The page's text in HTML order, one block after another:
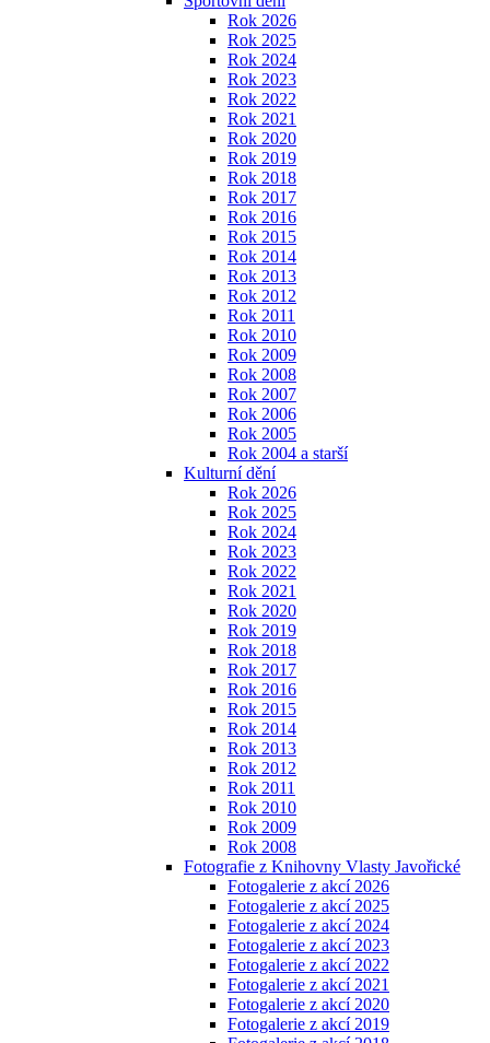
Rok 2026
Rok 2025
Rok 2024
Rok 2023
Rok 2022
Rok 2021
Rok 2020
Rok 2019
Rok 2018
Rok 2017
Rok 2016
Rok 2015
Rok 2014
Rok 2013
Rok 2012
Rok 2011
Rok 2010
Rok 2009
Rok 2008
Rok 2007
Rok 2006
Rok 2005
Rok 2004 a starší
Kulturní dění
Rok 2026
Rok 2025
Rok 2024
Rok 2023
Rok 2022
Rok 2021
Rok 2020
Rok 2019
Rok 2018
Rok 2017
Rok 2016
Rok 2015
Rok 2014
Rok 2013
Rok 2012
Rok 2011
Rok 2010
Rok 2009
Rok 2008
Fotografie z Knihovny Vlasty Javořické
Fotogalerie z akcí 2026
Fotogalerie z akcí 2025
Fotogalerie z akcí 2024
Fotogalerie z akcí 2023
Fotogalerie z akcí 2022
Fotogalerie z akcí 2021
Fotogalerie z akcí 2020
Fotogalerie z akcí 2019